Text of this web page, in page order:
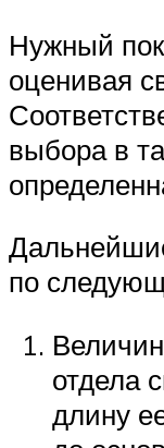
Нужный
оценивая
выбора в
по
отдела
длину